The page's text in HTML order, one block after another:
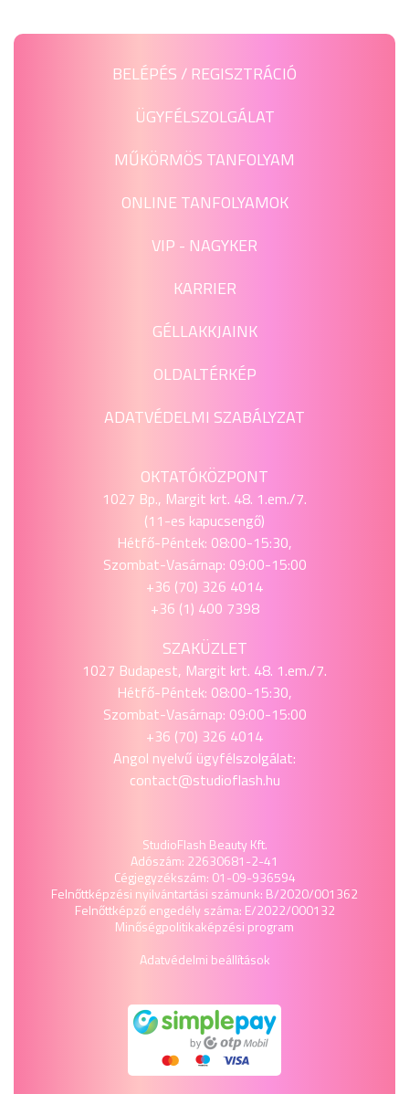
BELÉPÉS / REGISZTRÁCIÓ
ÜGYFÉLSZOLGÁLAT
MŰKÖRMÖS TANFOLYAM
ONLINE TANFOLYAMOK
VIP - NAGYKER
KARRIER
GÉLLAKKJAINK
OLDALTÉRKÉP
ADATVÉDELMI SZABÁLYZAT
OKTATÓKÖZPONT
1027 Bp., Margit krt. 48. 1.em./7.
(11-es kapucsengő)
Hétfő-Péntek: 08:00-15:30,
Szombat-Vasárnap: 09:00-15:00
+36 (70) 326 4014
+36 (1) 400 7398
SZAKÜZLET
1027 Budapest, Margit krt. 48. 1.em./7.
Hétfő-Péntek: 08:00-15:30,
Szombat-Vasárnap: 09:00-15:00
+36 (70) 326 4014
Angol nyelvű ügyfélszolgálat:
contact@studioflash.hu
StudioFlash Beauty Kft.
Adószám: 22630681-2-41
Cégjegyzékszám: 01-09-936594
Felnőttképzési nyilvántartási számunk: B/2020/001362
Felnőttképző engedély száma: E/2022/000132
Minőségpolitikaképzési program
Adatvédelmi beállítások